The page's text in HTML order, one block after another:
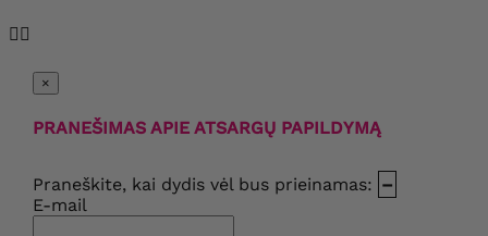

×
PRANEŠIMAS APIE ATSARGŲ PAPILDYMĄ
Praneškite, kai dydis vėl bus prieinamas: –
E-mail